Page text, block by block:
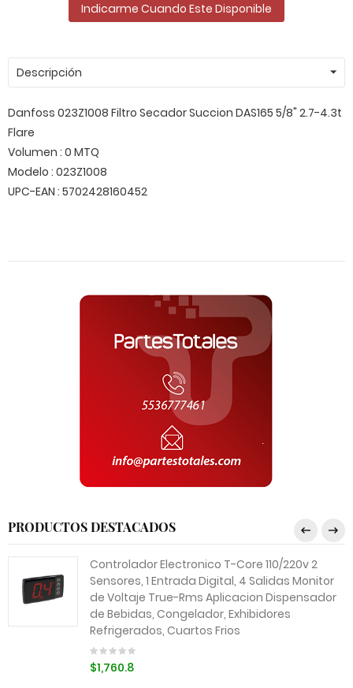
Indicarme Cuando Este Disponible
Descripción
Danfoss 023Z1008 Filtro Secador Succion DAS165 5/8" 2.7-4.3t
Flare
Volumen : 0 MTQ
Modelo : 023Z1008
UPC-EAN : 5702428160452
PRODUCTOS DESTACADOS
Controlador Electronico T-Core 110/220v 2
Sensores, 1 Entrada Digital, 4 Salidas Monitor
de Voltaje True-Rms Aplicacion Dispensador
de Bebidas, Congelador, Exhibidores
Refrigerados, Cuartos Frios
$1,760.8